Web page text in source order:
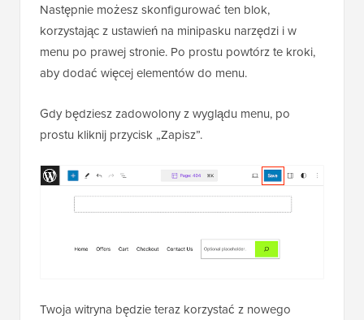
Następnie możesz skonfigurować ten blok,
korzystając z ustawień na minipasku narzędzi i w
menu po prawej stronie. Po prostu powtórz te kroki,
aby dodać więcej elementów do menu.
Gdy będziesz zadowolony z wyglądu menu, po
prostu kliknij przycisk „Zapisz”.
Twoja witryna będzie teraz korzystać z nowego